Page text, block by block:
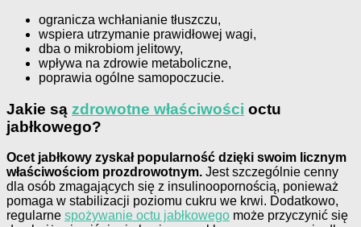
ogranicza wchłanianie tłuszczu,
wspiera utrzymanie prawidłowej wagi,
dba o mikrobiom jelitowy,
wpływa na zdrowie metaboliczne,
poprawia ogólne samopoczucie.
Jakie są zdrowotne właściwości octu
jabłkowego?
Ocet jabłkowy zyskał popularność dzięki swoim licznym
właściwościom prozdrowotnym. Jest szczególnie cenny
dla osób zmagających się z insulinoopornością, ponieważ
pomaga w stabilizacji poziomu cukru we krwi. Dodatkowo,
regularne spożywanie octu jabłkowego może przyczynić się